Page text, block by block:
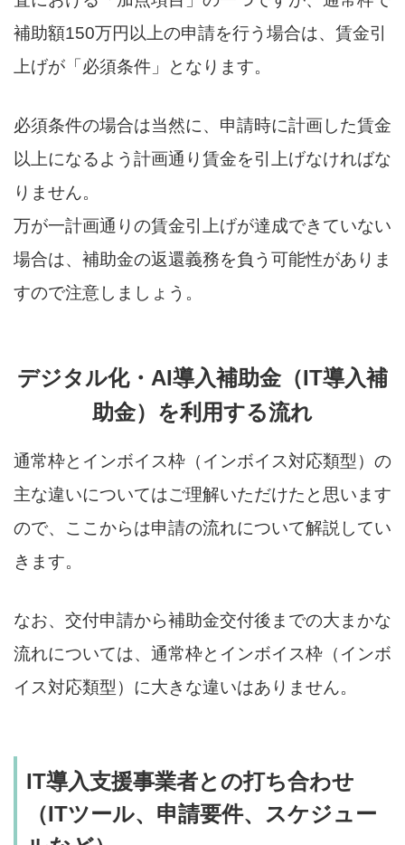
補助額150万円以上の申請を行う場合は、賃金引
上げが「必須条件」となります。
必須条件の場合は当然に、申請時に計画した賃金
以上になるよう計画通り賃金を引上げなければな
りません。
万が一計画通りの賃金引上げが達成できていない
場合は、補助金の返還義務を負う可能性がありま
すので注意しましょう。
デジタル化・AI導入補助金（IT導入補
助金）を利用する流れ
通常枠とインボイス枠（インボイス対応類型）の
主な違いについてはご理解いただけたと思います
ので、ここからは申請の流れについて解説してい
きます。
なお、交付申請から補助金交付後までの大まかな
流れについては、通常枠とインボイス枠（インボ
イス対応類型）に大きな違いはありません。
IT導入支援事業者との打ち合わせ
（ITツール、申請要件、スケジュー